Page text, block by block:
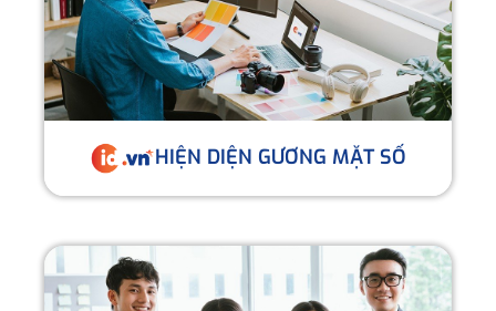
HIỆN DIỆN GƯƠNG MẶT SỐ